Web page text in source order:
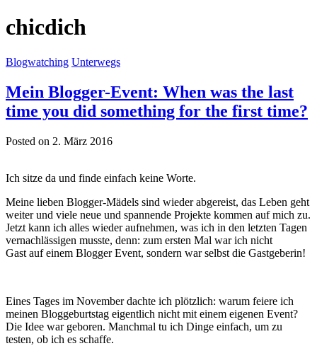
chicdich
Blogwatching Unterwegs
Mein Blogger-Event: When was the last
time you did something for the first time?
Posted on 2. März 2016
Ich sitze da und finde einfach keine Worte.
Meine lieben Blogger-Mädels sind wieder abgereist, das Leben geht
weiter und viele neue und spannende Projekte kommen auf mich zu.
Jetzt kann ich alles wieder aufnehmen, was ich in den letzten Tagen
vernachlässigen musste, denn: zum ersten Mal war ich nicht
Gast auf einem Blogger Event, sondern war selbst die Gastgeberin!
Eines Tages im November dachte ich plötzlich: warum feiere ich
meinen Bloggeburtstag eigentlich nicht mit einem eigenen Event?
Die Idee war geboren. Manchmal tu ich Dinge einfach, um zu
testen, ob ich es schaffe.